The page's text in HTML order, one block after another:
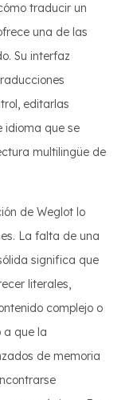
traducir un
una de las
Su interfaz
editarlas
idioma que se
multilingüe de
de Weglot lo
La falta de una
significa que
literales,
complejo o
a que la
de memoria